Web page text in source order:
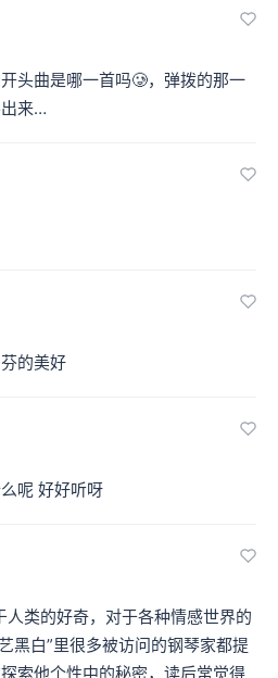
头曲是哪一首吗🥲，弹拨的那一
来…
的美好
呢 好好听呀
人类的好奇，对于各种情感世界的
黑白”里很多被访问的钢琴家都提
索他个性中的秘密，读后常觉得